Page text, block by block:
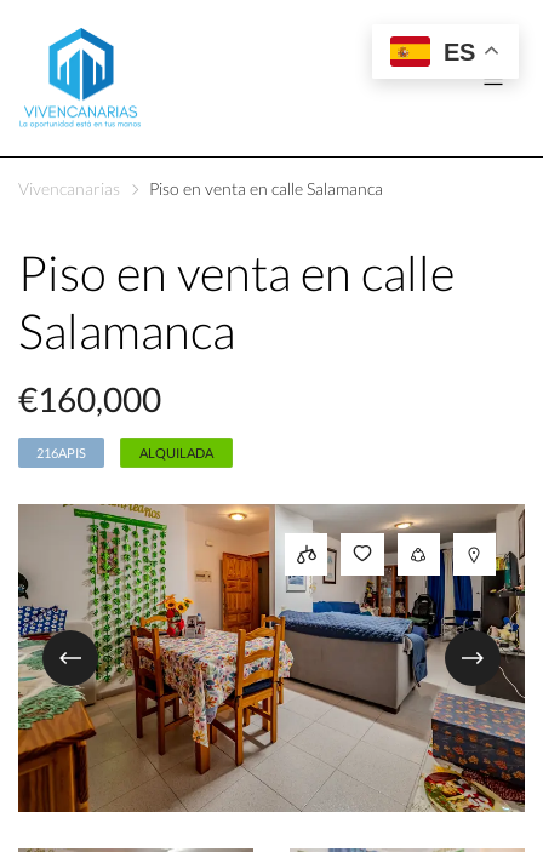
Vivencanarias Piso en venta en calle Salamanca
Piso en venta en calle
Salamanca
€160,000
216APIS ALQUILADA
ES